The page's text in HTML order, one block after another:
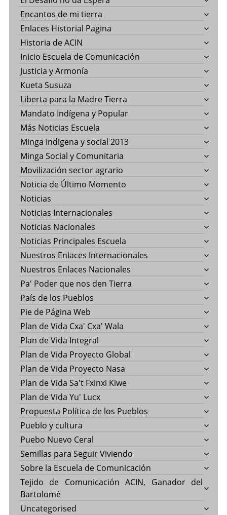
Encantos de mi tierra
Enlaces Historial Pagina
Historia de ACIN
Inicio Escuela de Comunicación
Justicia y Armonía
Kueta Susuza
Liberta para la Madre Tierra
Mandato Indígena y Popular
Más Noticias Escuela
Minga indigena y social 2013
Minga Social y Comunitaria
Movilización sector agrario
Noticia de Último Momento
Noticias
Noticias Internacionales
Noticias Nacionales
Noticias Principales Escuela
Nuestros Enlaces Internacionales
Nuestros Enlaces Nacionales
Pa' Poder que nos den Tierra
País de los Pueblos
Pie de Página Web
Plan de Vida Cxa' Cxa' Wala
Plan de Vida Integral
Plan de Vida Proyecto Global
Plan de Vida Proyecto Nasa
Plan de Vida Sa't Fxinxi Kiwe
Plan de Vida Yu' Lucx
Propuesta Política de los Pueblos
Pueblo y cultura
Puebo Nuevo Ceral
Semillas para Seguir Viviendo
Sobre la Escuela de Comunicación
Tejido de Comunicación ACIN, Ganador del
Bartolomé
Uncategorised